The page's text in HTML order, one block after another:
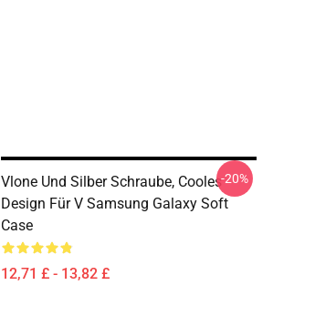
Vlone Und Silber Schraube, Cooles
Design Für V Samsung Galaxy Soft
Case
12,71 £ - 13,82 £
-20%